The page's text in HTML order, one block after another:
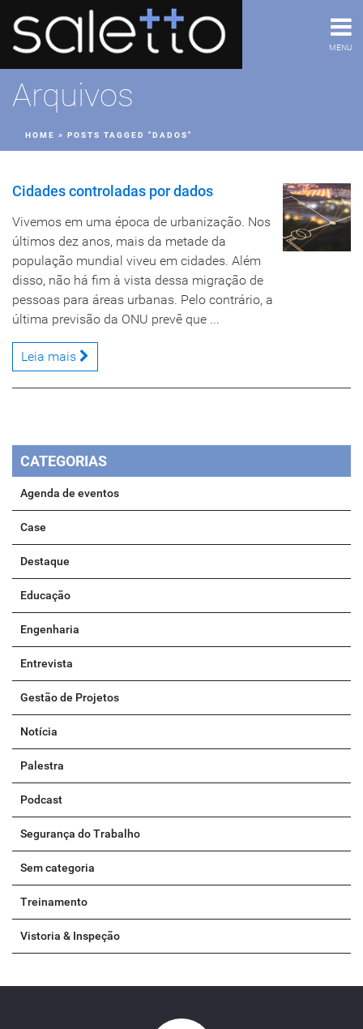
MENU
Arquivos
HOME » POSTS TAGGED "DADOS"
Cidades controladas por dados
Vivemos em uma época de urbanização. Nos
últimos dez anos, mais da metade da
população mundial viveu em cidades. Além
disso, não há fim à vista dessa migração de
pessoas para áreas urbanas. Pelo contrário, a
última previsão da ONU prevê que ...
Leia mais
CATEGORIAS
Agenda de eventos
Case
Destaque
Educação
Engenharia
Entrevista
Gestão de Projetos
Notícia
Palestra
Podcast
Segurança do Trabalho
Sem categoria
Treinamento
Vistoria & Inspeção